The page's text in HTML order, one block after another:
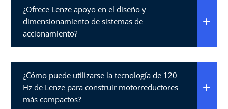
¿Ofrece Lenze apoyo en el diseño y
dimensionamiento de sistemas de
accionamiento?
¿Cómo puede utilizarse la tecnología de 120
Hz de Lenze para construir motorreductores
más compactos?